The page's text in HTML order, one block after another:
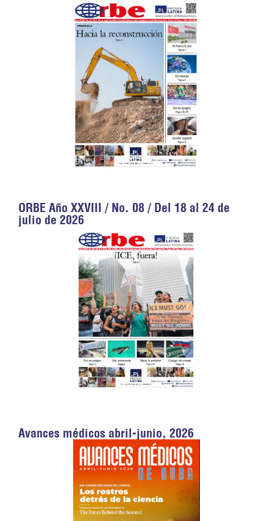
ORBE Año XXVIII / No. 08 / Del 18 al 24 de
julio de 2026
Avances médicos abril-junio, 2026